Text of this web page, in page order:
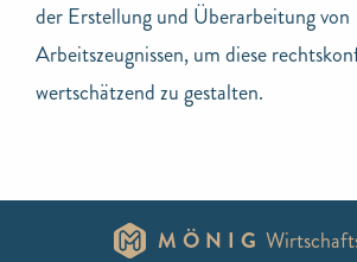
der Erstellung und Überarbeitung von
Arbeitszeugnissen, um diese
wertschätzend zu gestalten.
MÖNIG